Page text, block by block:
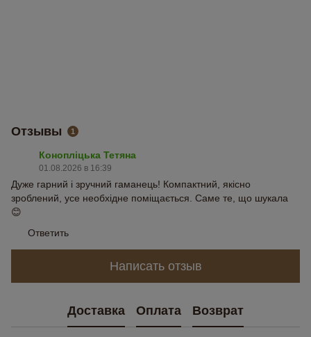
Отзывы 1
Конопліцька Тетяна
01.08.2026 в 16:39
Дуже гарний і зручний гаманець! Компактний, якісно
зроблений, усе необхідне поміщається. Саме те, що шукала
😊
Ответить
Написать отзыв
Доставка Оплата Возврат